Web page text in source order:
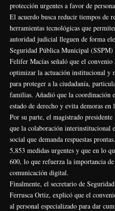
protección urgentes a favor de
El acuerdo busca reducir tiempos de
herramientas tecnológicas que
autoridad judicial lleguen de forma
Seguridad Pública Municipal (SSPM)
Felifer Macías señaló que el convenio
optimizar la actuación institucional y
para proteger a la ciudadanía,
familias. Añadió que la coordinación
estado de derecho y evita demoras en
Por su parte, el magistrado
que la colaboración interinstitucional
social que demanda respuestas
5,853 medidas urgentes y que en lo
600, lo que refuerza la importancia
comunicación digital.
Finalmente, el secretario de
Ferrusca Ortiz, explicó que el
al personal especializado para dar